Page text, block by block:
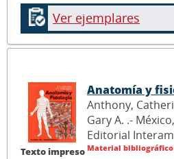
Ver ejemplares
Texto impreso
Anatomía y
Anthony,
Gary A. .-
Editorial
Material